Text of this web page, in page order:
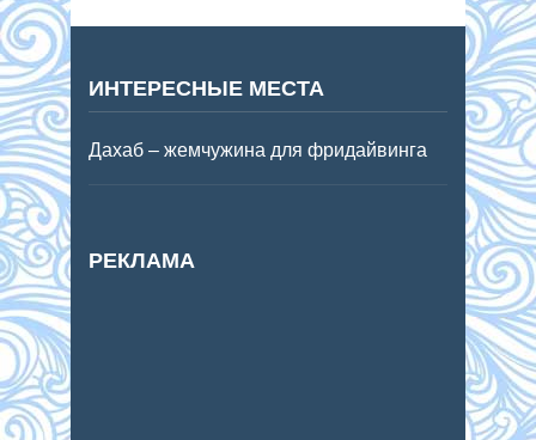
ИНТЕРЕСНЫЕ МЕСТА
Дахаб – жемчужина для фридайвинга
РЕКЛАМА